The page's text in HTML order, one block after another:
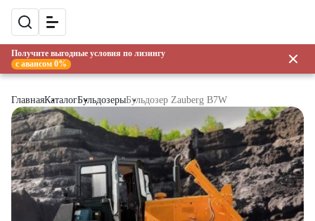
Получите выгодные условия по лизингу
с авансом 0%
ГлавнаяКаталогБульдозерыБульдозер Zauberg B7W